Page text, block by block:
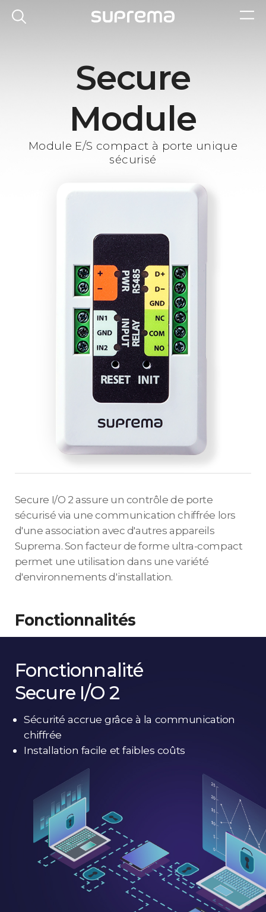
Secure
Module
Module E/S compact à porte unique
sécurisé
Secure I/O 2 assure un contrôle de porte
sécurisé via une communication chiffrée lors
d'une association avec d'autres appareils
Suprema. Son facteur de forme ultra-compact
permet une utilisation dans une variété
d'environnements d'installation.
Fonctionnalités
Fonctionnalité
Secure I/O 2
Sécurité accrue grâce à la communication
chiffrée
Installation facile et faibles coûts